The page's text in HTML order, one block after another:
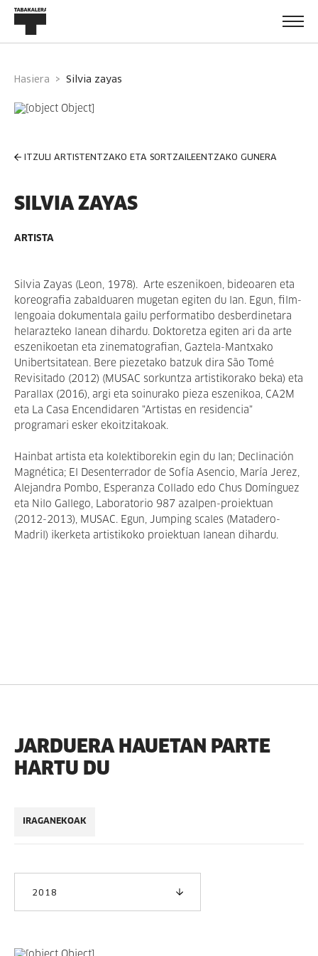
Hasiera silvia zayas
ITZULI ARTISTENTZAKO ETA SORTZAILEENTZAKO GUNERA
SILVIA ZAYAS
ARTISTA
Silvia Zayas (Leon, 1978). Arte eszenikoen, bideoaren eta
koreografia zabalduaren mugetan egiten du lan. Egun, film-
lengoaia dokumentala gailu performatibo desberdinetara
helarazteko lanean dihardu. Doktoretza egiten ari da arte
eszenikoetan eta zinematografian, Gaztela-Mantxako
Unibertsitatean. Bere piezetako batzuk dira São Tomé
Revisitado (2012) (MUSAC sorkuntza artistikorako beka) eta
Parallax (2016), argi eta soinurako pieza eszenikoa, CA2M
eta La Casa Encendidaren "Artistas en residencia"
programari esker ekoitzitakoak.
Hainbat artista eta kolektiborekin egin du lan; Declinación
Magnética; El Desenterrador de Sofía Asencio, María Jerez,
Alejandra Pombo, Esperanza Collado edo Chus Domínguez
eta Nilo Gallego, Laboratorio 987 azalpen-proiektuan
(2012-2013), MUSAC. Egun, Jumping scales (Matadero-
Madril) ikerketa artistikoko proiektuan lanean dihardu.
JARDUERA HAUETAN PARTE
HARTU DU
IRAGANEKOAK
2018